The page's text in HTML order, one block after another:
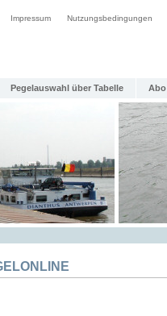
Impressum Nutzungsbedingungen
Pegelauswahl über Tabelle Abo